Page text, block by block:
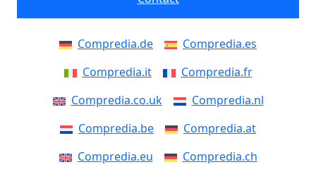
Compredia.de
Compredia.es
Compredia.it
Compredia.fr
Compredia.co.uk
Compredia.nl
Compredia.be
Compredia.at
Compredia.eu
Compredia.ch